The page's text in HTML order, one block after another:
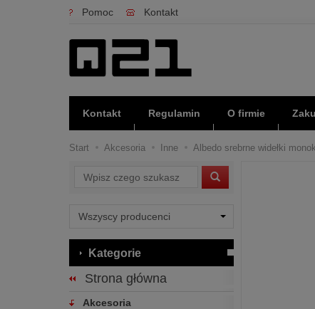
Pomoc Kontakt
Kontakt Regulamin O firmie
Start Akcesoria Inne Albedo srebrne widełki
Wyszukaj
Kategorie
Strona główna
Akcesoria